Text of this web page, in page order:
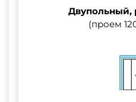
Двупольный,
(проем